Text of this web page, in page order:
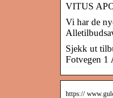
VITUS
Vi har de
Sjekk ut
Fotvegen 1
https://